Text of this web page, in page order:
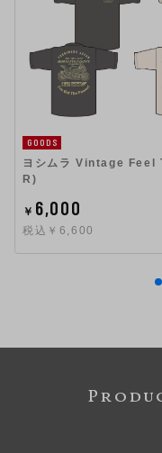
GOODS
ヨシムラ Vintage Feel
R)
￥ 6,000
税込￥6,600